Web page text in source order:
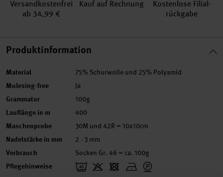
Versand­kosten­frei
ab 34,99 €
Kauf auf Rechnung
Kosten­lose Filial­
rückgabe
Produktinformation
Material 75% Schurwolle und 25% Polyamid
Mulesing-free Ja
Grammatur 100g
Lauflänge in m 400
Maschenprobe 30M und 42R = 10x10cm
Nadelstärke in mm 2 - 3 mm
Verbrauch Socken Gr. 46 = ca. 100g
Pflegehinweise